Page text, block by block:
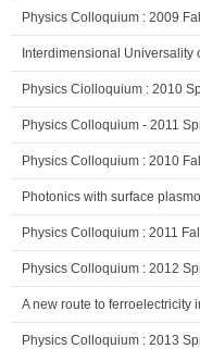
Physics Colloquium : 2009 Fall
Interdimensional Universality
Physics Ciolloquium : 2010
Physics Colloquium - 2011
Physics Colloquium : 2010 Fall
Photonics with surface
Physics Colloquium : 2011 Fall
Physics Colloquium : 2012
A new route to ferroelectricity
Physics Colloquium : 2013